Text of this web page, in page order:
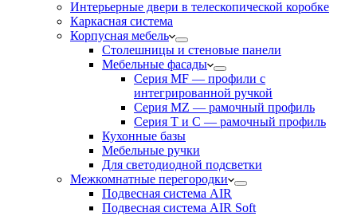
Интерьерные двери в телескопической коробке
Каркасная система
Корпусная мебель
Столешницы и стеновые панели
Мебельные фасады
Серия MF — профили с
интегрированной ручкой
Серия MZ — рамочный профиль
Серия T и C — рамочный профиль
Кухонные базы
Мебельные ручки
Для светодиодной подсветки
Межкомнатные перегородки
Подвесная система AIR
Подвесная система AIR Soft